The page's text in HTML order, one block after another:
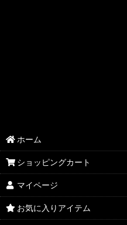
ホーム
ショッピングカート
マイページ
お気に入りアイテム